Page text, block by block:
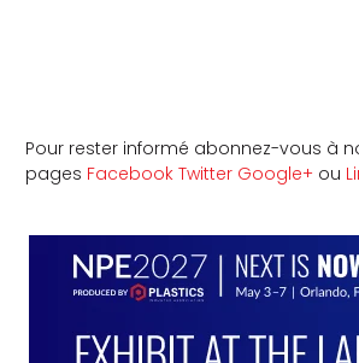
Pour rester informé abonnez-vous à
pages Facebook Twitter Google+ ou